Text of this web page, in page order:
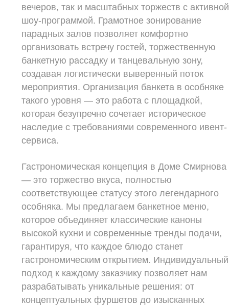
вечеров, так и масштабных торжеств с активной
шоу-программой. Грамотное зонирование
парадных залов позволяет комфортно
организовать встречу гостей, торжественную
банкетную рассадку и танцевальную зону,
создавая логистически выверенный поток
мероприятия. Организация банкета в особняке
такого уровня — это работа с площадкой,
которая безупречно сочетает историческое
наследие с требованиями современного ивент-
сервиса.
Гастрономическая концепция в Доме Смирнова
— это торжество вкуса, полностью
соответствующее статусу этого легендарного
особняка. Мы предлагаем банкетное меню,
которое объединяет классические каноны
высокой кухни и современные тренды подачи,
гарантируя, что каждое блюдо станет
гастрономическим открытием. Индивидуальный
подход к каждому заказчику позволяет нам
разрабатывать уникальные решения: от
концептуальных фуршетов до изысканных